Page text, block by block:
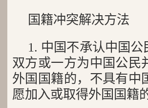
国籍冲突解决方法
1. 中国不承认中国
双方或一方为中国公民
外国国籍的，不具有中
愿加入或取得外国国籍